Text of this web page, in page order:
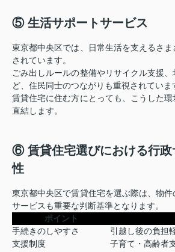
⑤ 生活サポートサービス
東京都中央区では、日常生活を支えるさ
されています。
ごみ出しルールの整備やリサイクル支援
ど、住民同士のつながりも重視されていま
賃貸住宅に住む方にとっても、こうした
直結します。
⑥ 賃貸住宅選びにおける行政
性
東京都中央区で賃貸住宅を選ぶ際は、物
サービスも重要な判断基準となります。
ポイント
手続きのしやすさ
引越し後の負担
支援制度
子育て・高齢者